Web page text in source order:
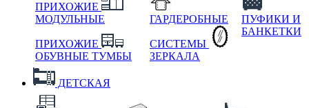
ПРИХОЖИЕ
МОДУЛЬНЫЕ
ПРИХОЖИЕ
ОБУВНЫЕ ТУМБЫ
ГАРДЕРОБНЫЕ
СИСТЕМЫ
ЗЕРКАЛА
ПУФИКИ И
БАНКЕТКИ
ДЕТСКАЯ